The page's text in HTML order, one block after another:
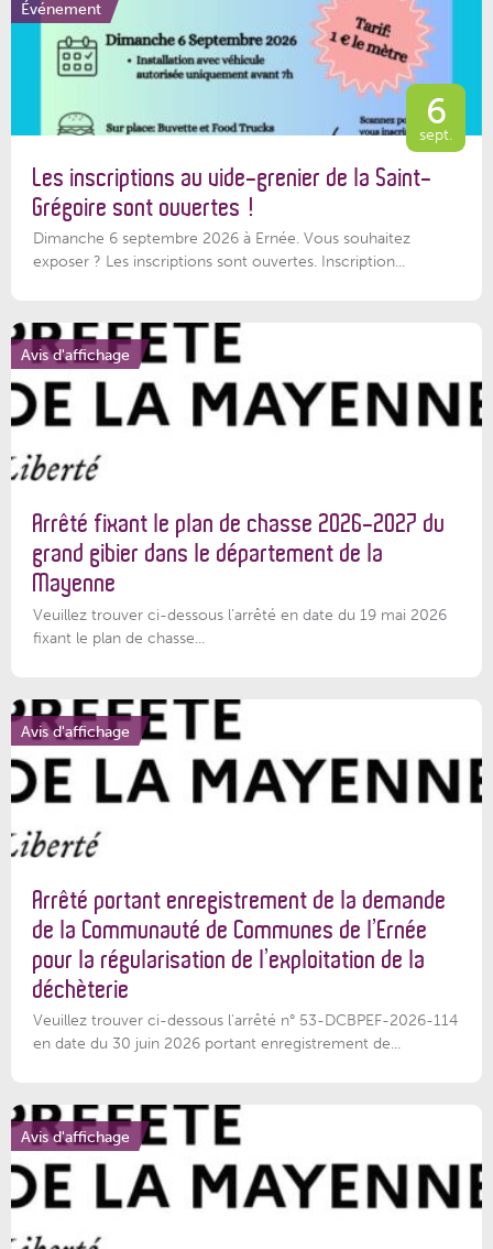
Événement
6
sept.
Les inscriptions au vide-grenier de la Saint-
Grégoire sont ouvertes !
Dimanche 6 septembre 2026 à Ernée. Vous souhaitez
exposer ? Les inscriptions sont ouvertes. Inscription...
Avis d'affichage
Arrêté fixant le plan de chasse 2026-2027 du
grand gibier dans le département de la
Mayenne
Veuillez trouver ci-dessous l’arrêté en date du 19 mai 2026
fixant le plan de chasse...
Avis d'affichage
Arrêté portant enregistrement de la demande
de la Communauté de Communes de l’Ernée
pour la régularisation de l’exploitation de la
déchèterie
Veuillez trouver ci-dessous l'arrêté n° 53-DCBPEF-2026-114
en date du 30 juin 2026 portant enregistrement de...
Avis d'affichage